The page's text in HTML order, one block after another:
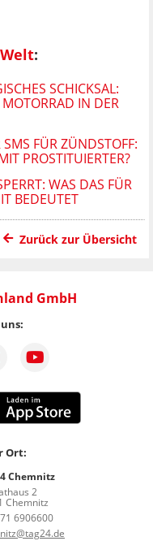
:
SCHICKSAL:
IN DER
FÜR ZÜNDSTOFF:
PROSTITUIERTER?
WAS DAS FÜR
BEDEUTET
Zurück zur Übersicht
GmbH
Ort:
Chemnitz
2
Chemnitz
6906600